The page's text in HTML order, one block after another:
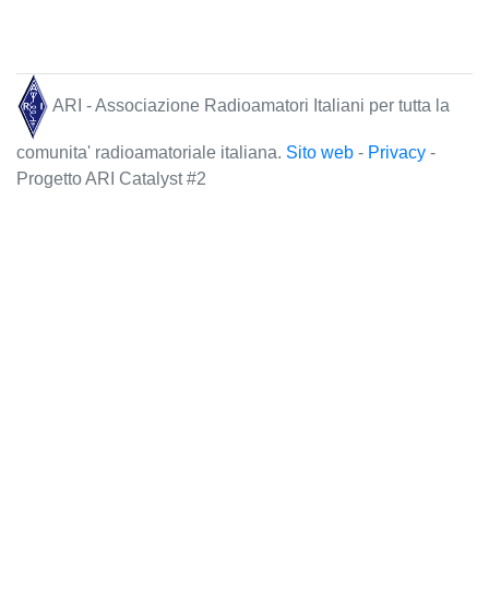
ARI - Associazione Radioamatori Italiani per tutta la
comunita' radioamatoriale italiana. Sito web - Privacy -
Progetto ARI Catalyst #2